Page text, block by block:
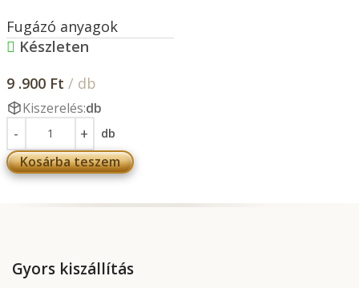
Fugázó anyagok
Készleten
9 .900 Ft / db
Kiszerelés:db
db
Kosárba teszem
Gyors kiszállítás